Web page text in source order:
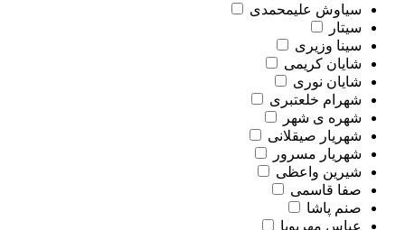
سیاوش علیمحمدی
سیتار
سینا وزیری
شایان کریمی
شایان نوری
شهرام خلعتبری
شهره ی شهر
شهریار صیقلانی
شهریار مسرور
شیرین واعظی
صفا قاسمی
صنم پاشا
عباس مهرپویا